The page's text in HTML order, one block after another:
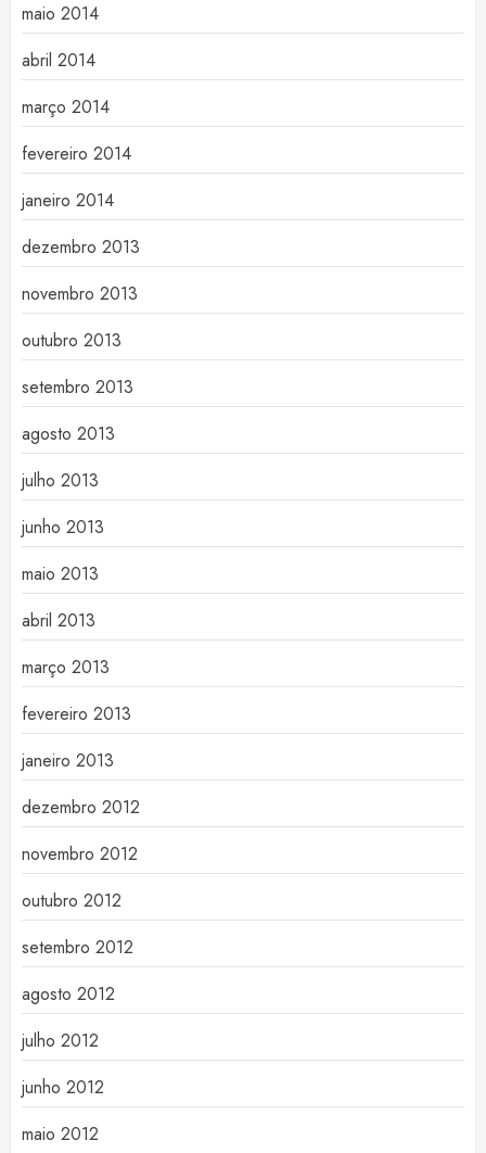
maio 2014
abril 2014
março 2014
fevereiro 2014
janeiro 2014
dezembro 2013
novembro 2013
outubro 2013
setembro 2013
agosto 2013
julho 2013
junho 2013
maio 2013
abril 2013
março 2013
fevereiro 2013
janeiro 2013
dezembro 2012
novembro 2012
outubro 2012
setembro 2012
agosto 2012
julho 2012
junho 2012
maio 2012